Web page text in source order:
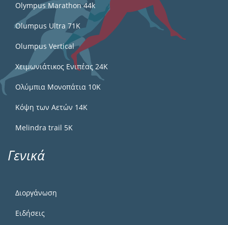
Olympus Marathon 44k
Olumpus Ultra 71K
Olumpus Vertical
Χειμωνιάτικος Ενιπέας 24Κ
Ολύμπια Μονοπάτια 10Κ
Κόψη των Αετών 14Κ
Melindra trail 5Κ
Γενικά
Διοργάνωση
Ειδήσεις